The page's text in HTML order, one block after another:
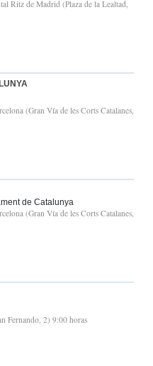
Ritz de Madrid (Plaza de la Lealtad,
(Gran Vía de les Corts Catalanes,
de Catalunya
(Gran Vía de les Corts Catalanes,
Fernando, 2) 9:00 horas